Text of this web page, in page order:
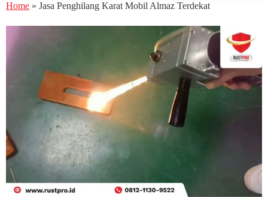
Home » Jasa Penghilang Karat Mobil Almaz Terdekat